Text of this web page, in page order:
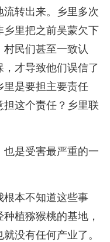
转出来。乡里多次
乡里把之前吴蒙欠下
民们甚至一致认
才导致他们误信了
里是要担主要责任
这个责任？乡里联
是受害最严重的一
根本不知道这些事
植猕猴桃的基地，
没有任何产业了。